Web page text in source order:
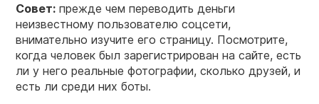
Совет: прежде чем переводить деньги
неизвестному пользователю соцсети,
внимательно изучите его страницу. Посмотрите,
когда человек был зарегистрирован на сайте, есть
ли у него реальные фотографии, сколько друзей, и
есть ли среди них боты.